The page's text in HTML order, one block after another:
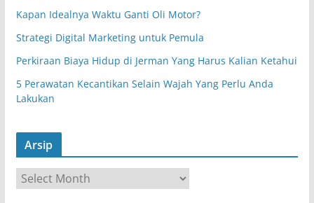
Kapan Idealnya Waktu Ganti Oli Motor?
Strategi Digital Marketing untuk Pemula
Perkiraan Biaya Hidup di Jerman Yang Harus Kalian Ketahui
5 Perawatan Kecantikan Selain Wajah Yang Perlu Anda
Lakukan
Arsip
r